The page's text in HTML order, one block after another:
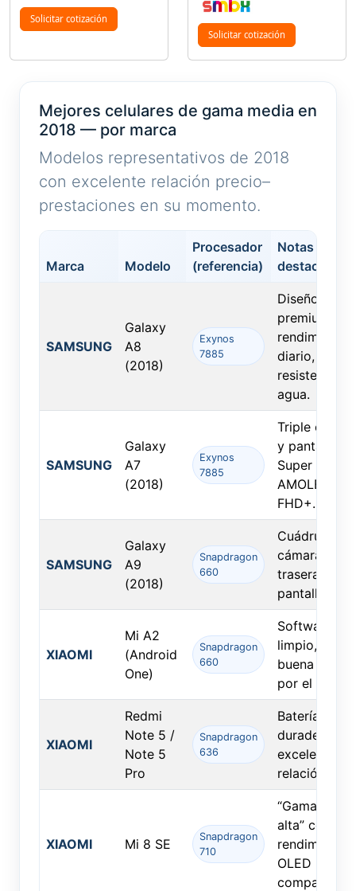
Solicitar cotización
Solicitar cotización
Mejores celulares de gama media en
2018 — por marca
Modelos representativos de 2018
con excelente relación precio–
prestaciones en su momento.
Marca Modelo
Procesador
(referencia)
Notas
destacadas
SAMSUNG
Galaxy
A8
(2018)
Exynos
7885
Diseño
premium,
rendimiento
diario,
resistencia al
agua.
SAMSUNG
Galaxy
A7
(2018)
Exynos
7885
Triple
y pantalla
Super
AMOLED
FHD+.
SAMSUNG
Galaxy
A9
(2018)
Snapdragon
660
Cuádruple
cámara
trasera y
pantalla.
XIAOMI
Mi A2
(Android
One)
Snapdragon
660
Software
limpio, muy
buena
por el
XIAOMI
Redmi
Note 5 /
Note 5
Pro
Snapdragon
636
Batería
duradera y
excelente
relación
XIAOMI Mi 8 SE
Snapdragon
710
“Gama
alta” con
rendimiento
OLED
compacta.